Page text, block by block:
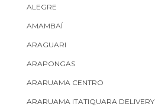
ALEGRE
AMAMBAÍ
ARAGUARI
ARAPONGAS
ARARUAMA CENTRO
ARARUAMA ITATIQUARA DELIVERY